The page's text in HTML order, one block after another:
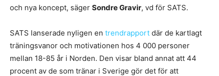
och nya koncept, säger Sondre Gravir, vd för SATS.
SATS lanserade nyligen en trendrapport där de kartlagt
träningsvanor och motivationen hos 4 000 personer
mellan 18-85 år i Norden. Den visar bland annat att 44
procent av de som tränar i Sverige gör det för att